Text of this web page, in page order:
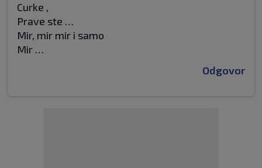
Curke ,
Prave ste …
Mir, mir mir i samo
Mir …
Odgovor